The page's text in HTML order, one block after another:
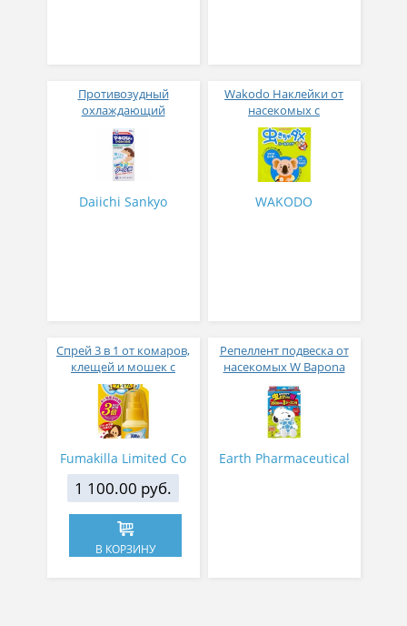
Противозудный
охлаждающий
аппликатор после
укусов насекомых 50 мл
Daiichi Sankyo
Wakodo Наклейки от
насекомых с
натуральными маслами
эвкалипта и цитронеллы
24 штуки
WAKODO
Спрей 3 в 1 от комаров,
клещей и мошек с
гиалуроновой кислотой
Fumakilla Angel Beast
Premium 60 мл
Fumakilla Limited Co
1 100.00 руб.
В КОРЗИНУ
Репеллент подвеска от
насекомых W Bapona
snoopy на 260 дней
Earth Pharmaceutical